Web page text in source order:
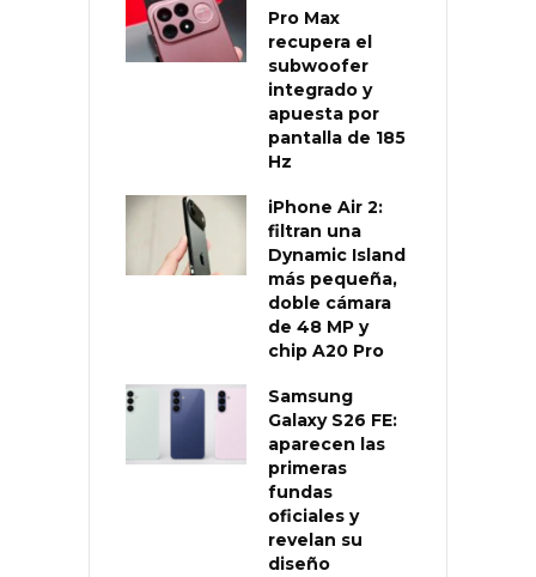
Pro Max
recupera el
subwoofer
integrado y
apuesta por
pantalla de 185
Hz
iPhone Air 2:
filtran una
Dynamic Island
más pequeña,
doble cámara
de 48 MP y
chip A20 Pro
Samsung
Galaxy S26 FE:
aparecen las
primeras
fundas
oficiales y
revelan su
diseño